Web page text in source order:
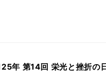
年 第14回 栄光と挫折の